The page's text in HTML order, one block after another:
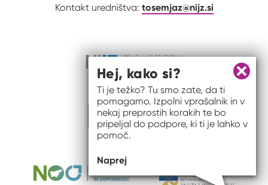
Kontakt uredništva: tosemjaz@nijz.si
Zapri
Hej, kako si?
Ti je težko? Tu smo zate, da ti
pomagamo. Izpolni vprašalnik in v
nekaj preprostih korakih te bo
pripeljal do podpore, ki ti je lahko v
pomoč.
Naprej